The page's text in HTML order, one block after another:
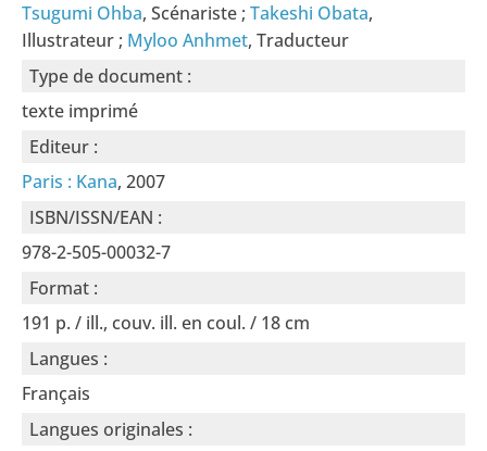
Tsugumi Ohba, Scénariste ; Takeshi Obata,
Illustrateur ; Myloo Anhmet, Traducteur
Type de document :
texte imprimé
Editeur :
Paris : Kana, 2007
ISBN/ISSN/EAN :
978-2-505-00032-7
Format :
191 p. / ill., couv. ill. en coul. / 18 cm
Langues :
Français
Langues originales :